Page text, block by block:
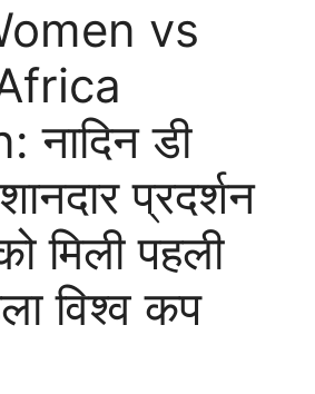
vs
नादिन डी
प्रदर्शन
मिली पहली
विश्व कप